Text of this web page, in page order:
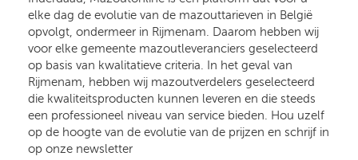
elke dag de evolutie van de mazouttarieven in België
opvolgt, ondermeer in Rijmenam. Daarom hebben wij
voor elke gemeente mazoutleveranciers geselecteerd
op basis van kwalitatieve criteria. In het geval van
Rijmenam, hebben wij mazoutverdelers geselecteerd
die kwaliteitsproducten kunnen leveren en die steeds
een professioneel niveau van service bieden. Hou uzelf
op de hoogte van de evolutie van de prijzen en schrijf in
op onze newsletter